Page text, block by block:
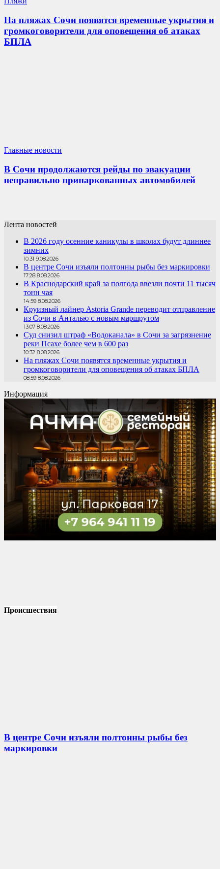
На пляжах Сочи появятся временные укрытия и
громкоговорители для оповещения об атаках
БПЛА
Главные новости
В Сочи продолжаются рейды по эвакуации
неправильно припаркованных автомобилей
Лента новостей
В 2026 году осенние каникулы в школах будут длиннее
зимних
10:31 9.08.2026
В центре Сочи изъяли полтонны рыбы без маркировки
17:28 8.08.2026
В Краснодарский край за полгода ввезли почти 11 тысяч
тонн чая
14:59 8.08.2026
Круизный лайнер Astoria Grande переводит отправление
из Сочи в Анталью с новым маршрутом
13:07 8.08.2026
Суд снизил штраф «Водоканала» в Сочи за загрязнение
реки Псахе более чем в 600 раз
10:32 8.08.2026
На пляжах Сочи появятся временные укрытия и
громкоговорители для оповещения об атаках БПЛА
08:59 8.08.2026
Информация
Происшествия
В центре Сочи изъяли полтонны рыбы без
маркировки